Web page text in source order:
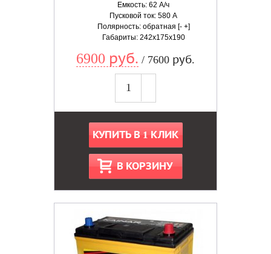
Емкость: 62 А/ч
Пусковой ток: 580 А
Полярность: обратная [- +]
Габариты: 242x175x190
6900 руб. / 7600 руб.
КУПИТЬ В 1 КЛИК
В КОРЗИНУ